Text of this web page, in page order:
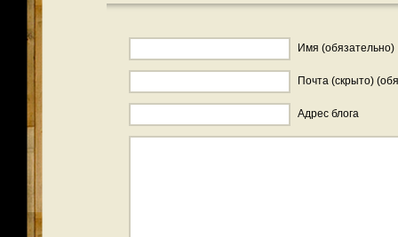
Имя (обязательно)
Почта (скрыто)
Адрес блога